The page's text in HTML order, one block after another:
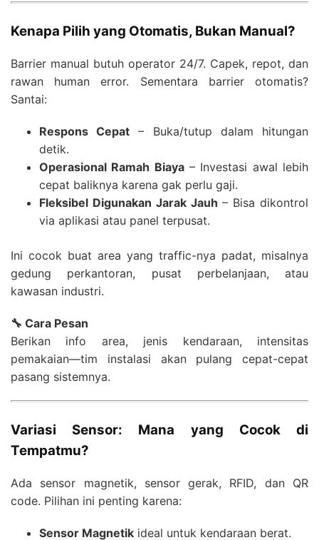
Kenapa Pilih yang Otomatis, Bukan Manual?
Barrier manual butuh operator 24/7. Capek, repot, dan
rawan human error. Sementara barrier otomatis?
Santai:
Respons Cepat – Buka/tutup dalam hitungan
detik.
Operasional Ramah Biaya– Investasi awal lebih
cepat baliknya karena gak perlu gaji.
Fleksibel Digunakan Jarak Jauh – Bisa dikontrol
via aplikasi atau panel terpusat.
Ini cocok buat area yang traffic-nya padat, misalnya
gedung perkantoran, pusat perbelanjaan, atau
kawasan industri.
🔧 Cara Pesan
Berikan info area, jenis kendaraan, intensitas
pemakaian—tim instalasi akan pulang cepat-cepat
pasang sistemnya.
Variasi Sensor: Mana yang Cocok di
Tempatmu?
Ada sensor magnetik, sensor gerak, RFID, dan QR
code. Pilihan ini penting karena:
Sensor Magnetik ideal untuk kendaraan berat.